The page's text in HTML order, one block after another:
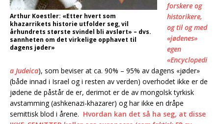
Arthur Koestler: «Etter hvert som
khazarrikets historie utfolder seg, vil
århundrets største svindel bli avslørt» – dvs.
sannheten om det virkelige opphavet til
dagens jøder»
forskere og
historikere,
og til og med
«jødenes»
egen
«Encyclopedi
a Judeica), som beviser at ca. 90% – 95% av dagens «jøder»
(både innad i Israel og i resten av verden) overhodet ikke er de
jødene de påstår de er, derimot er de av mongolsk tyrkisk
avstamming (ashkenazi-khazarer) og har ikke en dråpe
semittisk blod i årene. Hvordan kan det så ha seg, at disse